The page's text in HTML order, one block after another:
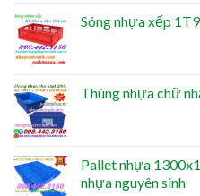
Sóng nhựa xếp 1T9
Thùng nhựa chữ
Pallet nhựa
nhựa nguyên sinh